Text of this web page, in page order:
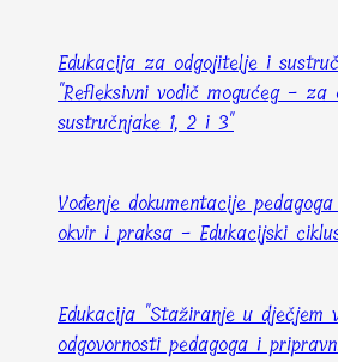
Edukacija za odgojitelje i
"Refleksivni vodič mogućeg -
sustručnjake 1, 2 i 3"
Vođenje dokumentacije
okvir i praksa - Edukacijski
Edukacija "Stažiranje u
odgovornosti pedagoga i